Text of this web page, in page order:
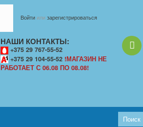
Войти илизарегистрироваться
НАШИ КОНТАКТЫ:
+375 29 767-55-52
+375 29 104-55-52 !МАГАЗИН НЕ
РАБОТАЕТ С 06.08 ПО 08.08!